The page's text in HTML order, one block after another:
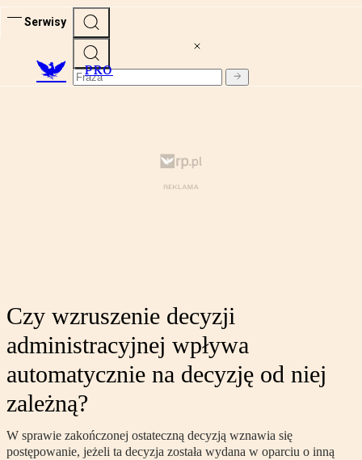
Serwisy
PRO
Czy wzruszenie decyzji
administracyjnej wpływa
automatycznie na decyzję od niej
zależną?
W sprawie zakończonej ostateczną decyzją wznawia się
postępowanie, jeżeli ta decyzja została wydana w oparciu o inną